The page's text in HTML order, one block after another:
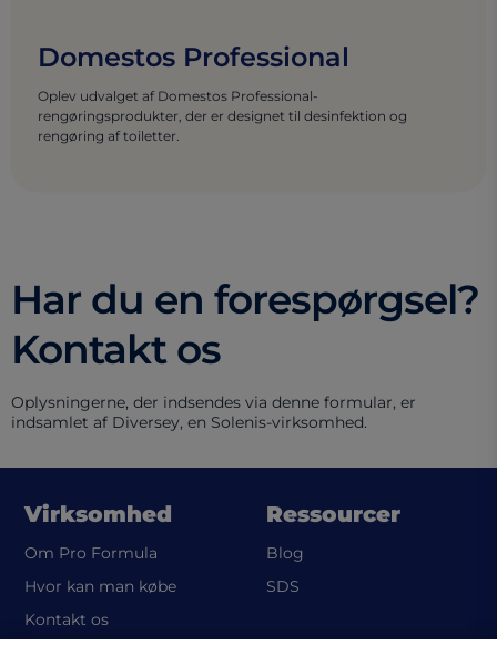
Domestos Professional
Oplev udvalget af Domestos Professional-
rengøringsprodukter, der er designet til desinfektion og
rengøring af toiletter.
Har du en forespørgsel?
Kontakt os
Oplysningerne, der indsendes via denne formular, er
indsamlet af Diversey, en Solenis-virksomhed.
Virksomhed
Om Pro Formula
Hvor kan man købe
Kontakt os
Ressourcer
Blog
SDS